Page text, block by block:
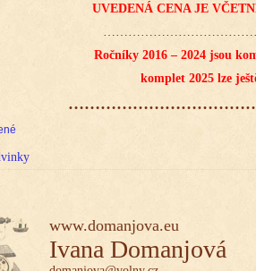
UVEDENÁ CENA JE
Ročníky 2016 – 2024 jsou
komplet 2025 lze
www.domanjova.eu
Ivana Domanjová